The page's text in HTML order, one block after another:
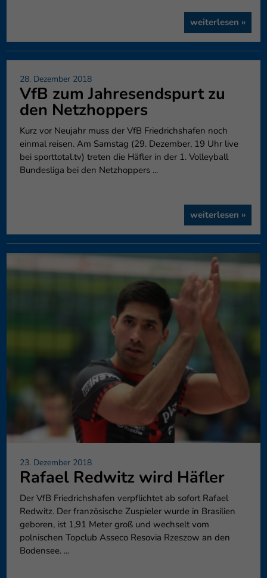
weiterlesen »
28. Dezember 2018
VfB zum Jahresendspurt zu
den Netzhoppers
Kurz vor Neujahr muss der VfB Friedrichshafen noch
einmal reisen. Am Samstag (29. Dezember, 19 Uhr live
bei sporttotal.tv) treten die Häfler in der 1. Volleyball
Bundesliga bei den Netzhoppers ...
weiterlesen »
23. Dezember 2018
Rafael Redwitz wird Häfler
Der VfB Friedrichshafen verpflichtet ab sofort Rafael
Redwitz. Der französische Zuspieler wurde in Brasilien
geboren, ist 1,91 Meter groß und wechselt vom
polnischen Topclub Asseco Resovia Rzeszow an den
Bodensee. ...